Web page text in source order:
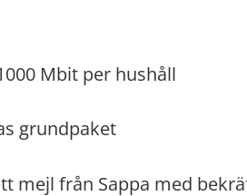
Mbit per hushåll
grundpaket
mejl från Sappa med